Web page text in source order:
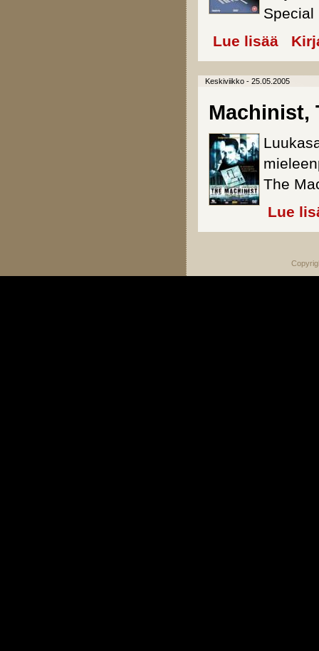
Special
Lue lisää about
Keskiviikko - 25.05.2005
Machinist,
The
Lue